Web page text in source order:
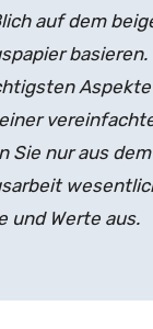
auf dem
Sie nur aus dem
und Werte aus.